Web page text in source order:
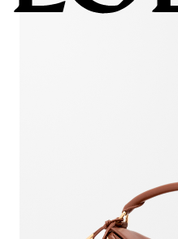
Arte e artigianato